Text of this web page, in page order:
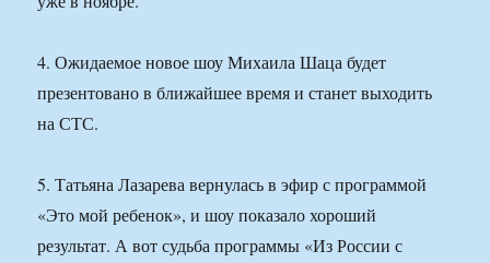
4. Ожидаемое новое шоу Михаила Шаца будет
презентовано в ближайшее время и станет выходить
на СТС.
5. Татьяна Лазарева вернулась в эфир с программой
«Это мой ребенок», и шоу показало хороший
результат. А вот судьба программы «Из России с